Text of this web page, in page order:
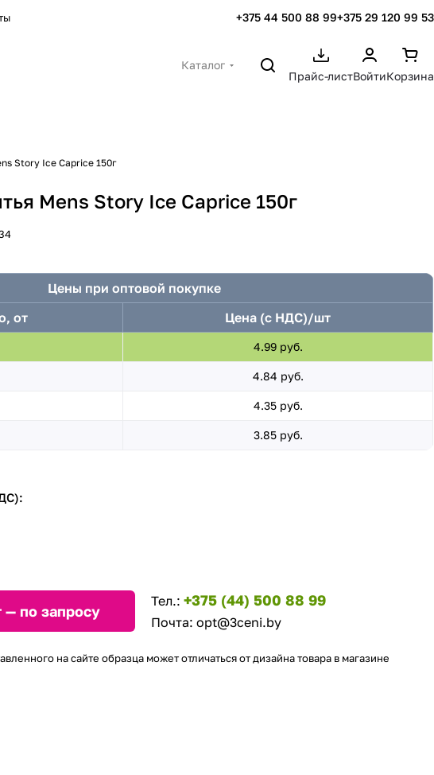
+375 44 500 88 99+375 29 120 99 53
Каталог
Прайс-листВойтиКорзина
Story Ice Caprice 150г
Mens Story Ice Caprice 150г
Цены при оптовой покупке
от
Цена (с НДС)/шт
4.99 руб.
4.84 руб.
4.35 руб.
3.85 руб.
по запросу
Тел.: +375 (44) 500 88 99
Почта: opt@3ceni.by
на сайте образца может отличаться от дизайна товара в магазине